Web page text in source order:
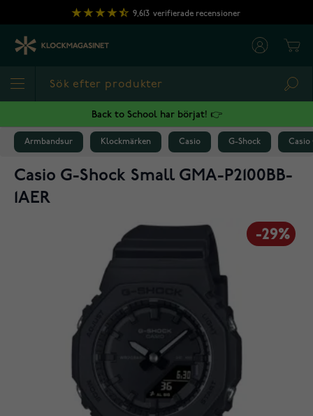
Hoppa till innehållet
9,613 verifierade recensioner
Back to School har börjat! 👉
Armbandsur Klockmärken Casio G-Shock Casio
Casio G-Shock Small GMA-P2100BB-
1AER
-29%